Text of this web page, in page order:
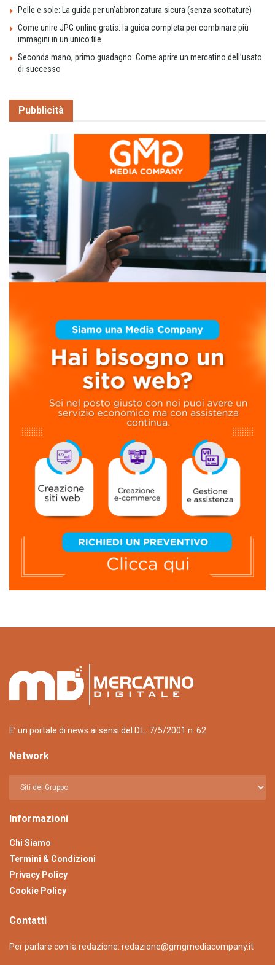
Pelle e sole: La guida per un’abbronzatura sicura (senza scottature)
Come unire JPG online gratis: la guida completa per combinare più
immagini in un unico file
Seconda mano, primo guadagno: Come aprire un mercatino dell’usato
di successo
Pubblicità
E’ un portale di news ai sensi del D.L. 7/5/2001 n. 62
Network
Informazioni
Chi Siamo
Termini & Condizioni
Privacy Policy
Cookie Policy
Contatti
Per parlare con la redazione: redazione@gmgmediacompany.it